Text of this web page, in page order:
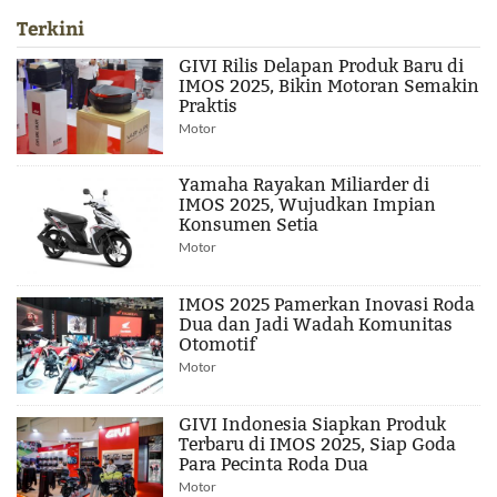
Terkini
GIVI Rilis Delapan Produk Baru di
IMOS 2025, Bikin Motoran Semakin
Praktis
Motor
Yamaha Rayakan Miliarder di
IMOS 2025, Wujudkan Impian
Konsumen Setia
Motor
IMOS 2025 Pamerkan Inovasi Roda
Dua dan Jadi Wadah Komunitas
Otomotif
Motor
GIVI Indonesia Siapkan Produk
Terbaru di IMOS 2025, Siap Goda
Para Pecinta Roda Dua
Motor